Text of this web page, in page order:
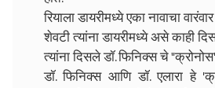
रियाला डायरीमध्ये एका नावाचा
शेवटी त्यांना डायरीमध्ये असे काही
त्यांना दिसले डॉ. फिनिक्स चे
डॉ. फिनिक्स आणि डॉ. एलारा हे